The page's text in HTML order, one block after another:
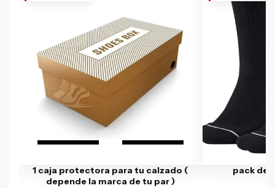
1 caja protectora para tu calzado (
depende la marca de tu par )
pack de